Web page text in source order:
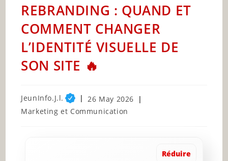
REBRANDING : QUAND ET
COMMENT CHANGER
L’IDENTITÉ VISUELLE DE
SON SITE 🔥
Post
author:
JeunInfo.J.l.
Post
published:
26 May 2026
Post
Marketing et Communication
Réduire